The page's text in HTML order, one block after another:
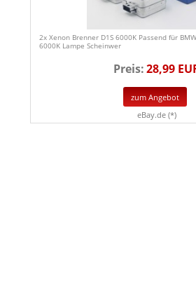
2x Xenon Brenner D1S 6000K Passend für
6000K Lampe Scheinwer
Preis:28,99
zum Angebot
eBay.de (*)